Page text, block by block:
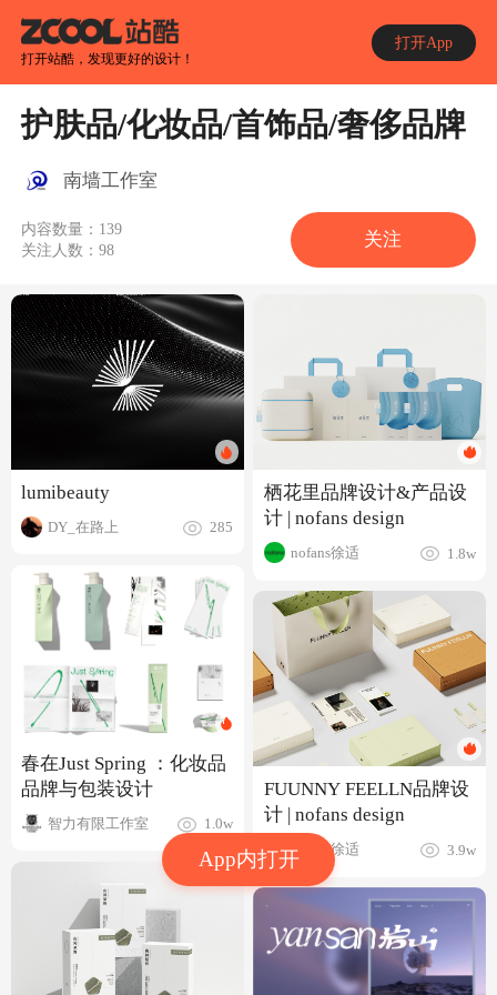
打开站酷，发现更好的设计！
打开App
App内打开
护肤品/化妆品/首饰品/奢侈品牌
南墙工作室
内容数量： 139
关注人数：98
关注
lumibeauty
DY_在路上 285
春在Just Spring ：化妆品
品牌与包装设计
智力有限工作室 1.0w
栖花里品牌设计&产品设
计 | nofans design
nofans徐适 1.8w
FUUNNY FEELLN品牌设
计 | nofans design
nofans徐适 3.9w